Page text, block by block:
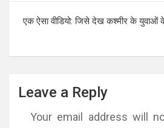
एक ऐसा वीडियो: जिसे देख कश्मीर के
Leave a Reply
Your email address will